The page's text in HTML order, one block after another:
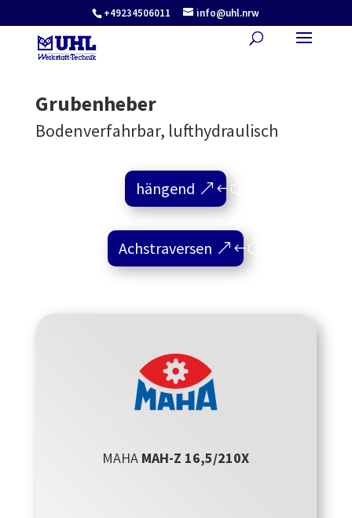
+49234506011 info@uhl.nrw
Grubenheber
Bodenverfahrbar, lufthydraulisch
hängend
Achstraversen
MAHA MAH-Z 16,5/210X